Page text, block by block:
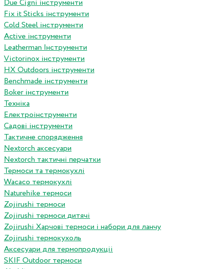
Due Cigni інструменти
Fix it Sticks інструменти
Сold Steel інструменти
Active інструменти
Leatherman Інструменти
Victorinox інструменти
HX Outdoors інструменти
Benchmade інструменти
Boker інструменти
Техніка
Електроінструменти
Садові інструменти
Тактичне спорядження
Nextorch аксесуари
Nextorch тактичні перчатки
Термоси та термокухлі
Wacaco термокухлі
Naturehike термоси
Zojirushi термоси
Zojirushi термоси дитячі
Zojirushi Харчові термоси і набори для ланчу
Zojirushi термокухоль
Аксесуари для термопродукціі
SKIF Outdoor термоси